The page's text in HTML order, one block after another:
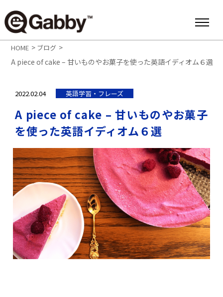
HOME > ブログ >
A piece of cake – 甘いものやお菓子を使った英語イディオム６選
2022.02.04 英語学習・フレーズ
A piece of cake – 甘いものやお菓子
を使った英語イディオム６選